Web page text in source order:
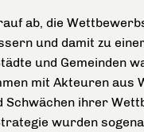
ab, die
und damit zu
und Gemeinden
mit Akteuren aus
Schwächen ihrer
wurden